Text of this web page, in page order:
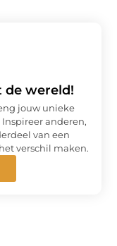
de wereld!
jouw unieke
anderen,
van een
verschil maken.